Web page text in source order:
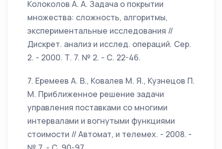
Колоколов А. А. Задача о покрытии
множества: сложность, алгоритмы,
экспериментальные исследования //
Дискрет. анализ и исслед. операций. Сер.
2. - 2000. Т. 7. № 2. - С. 22-46.
7. Еремеев А. В., Ковалев М. Я., Кузнецов П.
М. Приближенное решение задачи
управления поставками со многими
интервалами и вогнутыми функциями
стоимости // Автомат, и телемех. - 2008. -